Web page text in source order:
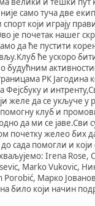
само туча две
који играју
је почетак нашег
да ће пустити
ће ускоро
будућним
РК Јагодина
и
желе да се укључе у
клуб и
да ми се јаве.Сви
почетку желео бих
сада помогли и
Irena Rose,
Marko Vukovic,
Maрко
на било који начин